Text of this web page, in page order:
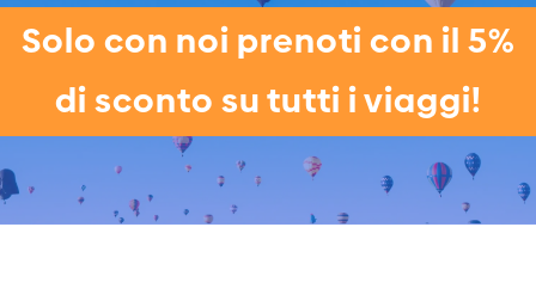
Solo con noi prenoti con il 5%
di sconto su tutti i viaggi!